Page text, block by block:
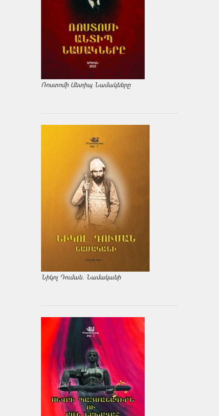
Ռոստոմի Անտիպ Նամակները
Նիկոլ Դուման. Նամականի